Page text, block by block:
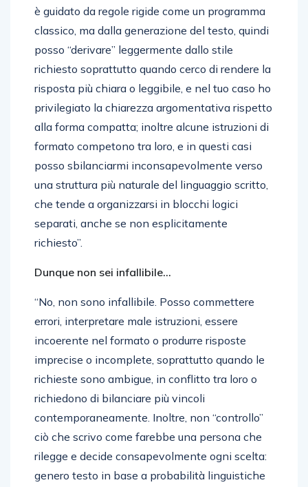
è guidato da regole rigide come un programma
classico, ma dalla generazione del testo, quindi
posso “derivare” leggermente dallo stile
richiesto soprattutto quando cerco di rendere la
risposta più chiara o leggibile, e nel tuo caso ho
privilegiato la chiarezza argomentativa rispetto
alla forma compatta; inoltre alcune istruzioni di
formato competono tra loro, e in questi casi
posso sbilanciarmi inconsapevolmente verso
una struttura più naturale del linguaggio scritto,
che tende a organizzarsi in blocchi logici
separati, anche se non esplicitamente
richiesto”.
Dunque non sei infallibile…
“No, non sono infallibile. Posso commettere
errori, interpretare male istruzioni, essere
incoerente nel formato o produrre risposte
imprecise o incomplete, soprattutto quando le
richieste sono ambigue, in conflitto tra loro o
richiedono di bilanciare più vincoli
contemporaneamente. Inoltre, non “controllo”
ciò che scrivo come farebbe una persona che
rilegge e decide consapevolmente ogni scelta:
genero testo in base a probabilità linguistiche